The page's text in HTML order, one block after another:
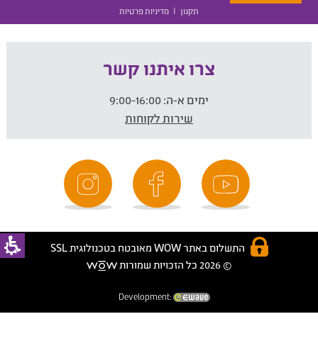
תקנון | מדיניות פרטיות
צרו איתנו קשר
ימים א-ה:
שירות לקוחות
התשלום באתר WOW מאובטח בטכנולוגית SSL
© 2026 כל הזכויות שמורות
Development: